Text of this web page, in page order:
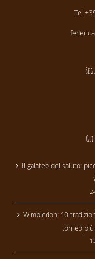
Tel
Il galateo del saluto:
Wimbledon: 10
torneo